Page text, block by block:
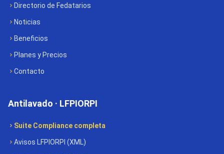
Directorio de Fedatarios
Noticias
Beneficios
Planes y Precios
Contacto
Antilavado · LFPIORPI
Suite Compliance completa
Avisos LFPIORPI (XML)